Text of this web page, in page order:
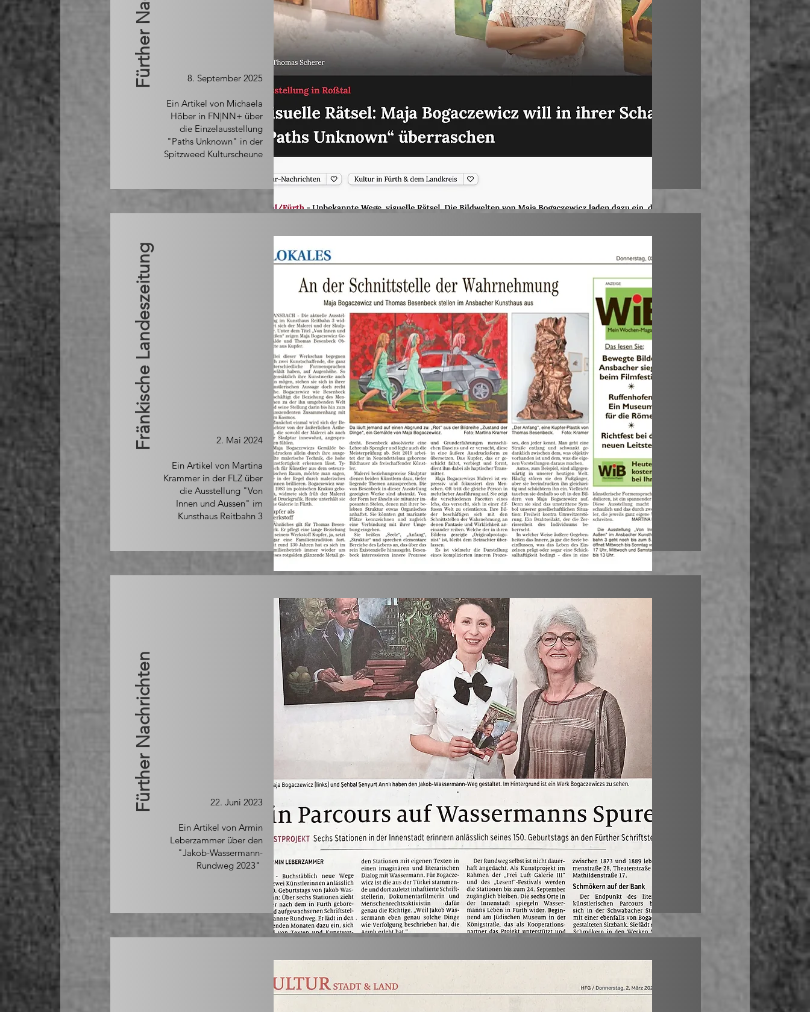
8. September 2025
Ein Artikel von Michaela
Höber in FN|NN+ über
die Einzelausstellung
"Paths Unknown" in der
Spitzweed Kulturscheune
Fränkische Landeszeitung 2. Mai 2024
Ein Artikel von Martina
Krammer in der FLZ über
die Ausstellung "Von
Innen und Aussen" im
Kunsthaus Reitbahn 3
Fürther Nachrichten 22. Juni 2023
Ein Artikel von Armin
Leberzammer über den
"Jakob-Wassermann-
Rundweg 2023"